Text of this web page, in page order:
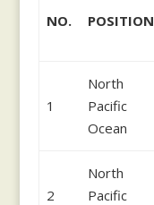
NO. POSITION
1
North
Pacific
Ocean
2
North
Pacific